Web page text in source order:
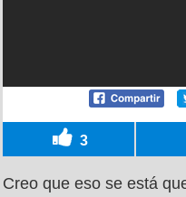
3
Creo que eso se está